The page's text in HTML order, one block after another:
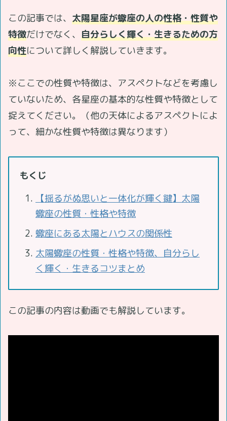
この記事では、 太陽星座が蠍座の人の性格・性質や
特徴だけでなく、 自分らしく輝く・生きるための方
向性について詳しく解説していきます。
※ここでの性質や特徴は、アスペクトなどを考慮し
ていないため、各星座の基本的な性質や特徴として
捉えてください。（他の天体によるアスペクトによ
って、細かな性質や特徴は異なります）
もくじ
【揺るがぬ思いと一体化が輝く鍵】太陽
蠍座の性質・性格や特徴
蠍座にある太陽とハウスの関係性
太陽蠍座の性質・性格や特徴、自分らし
く輝く・生きるコツまとめ
この記事の内容は動画でも解説しています。